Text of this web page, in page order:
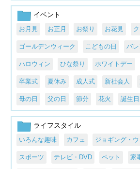
イベント
お月見 お正月 お祭り お花見
ゴールデンウィーク こどもの日 バ
ハロウィン ひな祭り ホワイトデー
卒業式 夏休み 成人式 新社会人
母の日 父の日 節分 花火 誕生日
ライフスタイル
いろんな趣味 カフェ ジョギング・
スポーツ テレビ・DVD ペット 家